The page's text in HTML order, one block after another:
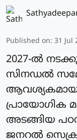
Published on: 31 Jul
2027-ല്‍
സിനഡല്‍
ആവശ്യകമായ
പ്രായോഗിക
അടങ്ങിയ
ജനറല്‍